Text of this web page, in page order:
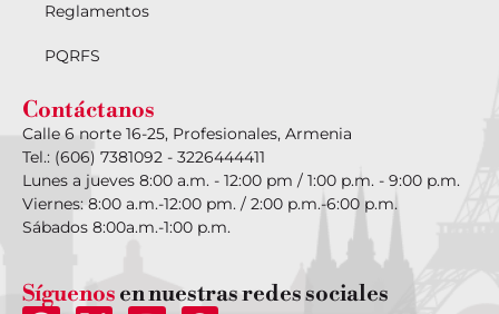
Reglamentos
PQRFS
Contáctanos
Calle 6 norte 16-25, Profesionales, Armenia
Tel.: (606) 7381092 - 3226444411
Lunes a jueves 8:00 a.m. - 12:00 pm / 1:00 p.m. - 9:00 p.m.
Viernes: 8:00 a.m.-12:00 pm. / 2:00 p.m.-6:00 p.m.
Sábados 8:00a.m.-1:00 p.m.
Síguenos en nuestras redes sociales